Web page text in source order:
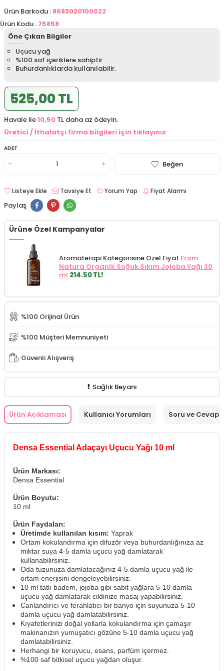
Ürün Barkodu : 8683020100022
Ürün Kodu : 75858
Öne Çıkan Bilgiler
Uçucu yağ
%100 saf içeriklere sahiptir
Buhurdanlıklarda kullanılabilir.
525,00 TL
Havale ile10,50 TL daha az ödeyin.
Üretici / İthalatçı firma bilgileri için tıklayınız
ADET
Beğen
Listeye Ekle Tavsiye Et Yorum Yap Fiyat Alarmı
Paylaş
Ürüne Özel Kampanyalar
Aromaterapi Kategorisine Özel Fiyat From
Natura Organik Soğuk Sıkım Jojoba Yağı 30
ml 214.50 TL!
%100 Orijinal Ürün
%100 Müşteri Memnuniyeti
Güvenli Alışveriş
Sağlık Beyanı
Ürün Açıklaması Kullanıcı Yorumları Soru ve Cevap
Densa Essential Adaçayı Uçucu Yağı 10 ml
Ürün Markası:
Densa Essential
Ürün Boyutu:
10 ml
Ürün Faydaları:
Üretimde kullanılan kısım: Yaprak
Ortam kokulandırma için difuzör veya buhurdanlığınıza az
miktar suya 4-5 damla uçucu yağ damlatarak
kullanabilirsiniz.
Oda tuzunuza damlatacağınız 4-5 damla uçucu yağ ile
ortam enerjisini dengeleyebilirsiniz.
10 ml tatlı badem, jojoba gibi sabit yağlara 5-10 damla
uçucu yağ damlatarak cildinize masaj yapabilirsiniz.
Canlandırıcı ve ferahlatıcı bir banyo için suyunuza 5-10
damla uçucu yağ damlatabilirsiniz.
Kıyafetlerinizi doğal yollarla kokulandırma için çamaşır
makinanızın yumuşatıcı gözüne 5-10 damla uçucu yağ
damlatabilirsiniz.
Herhangi bir koruyucu, esans, parfüm içermez.
%100 saf bitkisel uçucu yağdan oluşur.